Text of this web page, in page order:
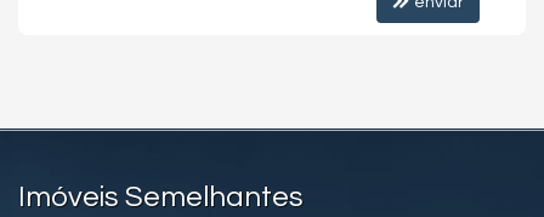
Imóveis Semelhantes